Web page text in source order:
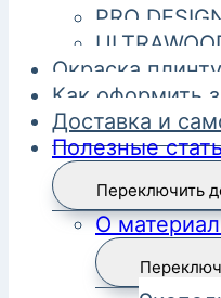
PRO
Окраска
Как оформить
Доставка и
Полезные
Переключить
О